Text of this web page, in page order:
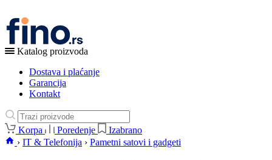
Katalog proizvoda
Dostava i plaćanje
Garancija
Kontakt
Korpa Poredenje
Izabrano
› IT & Telefonija › Pametni satovi i gadgeti